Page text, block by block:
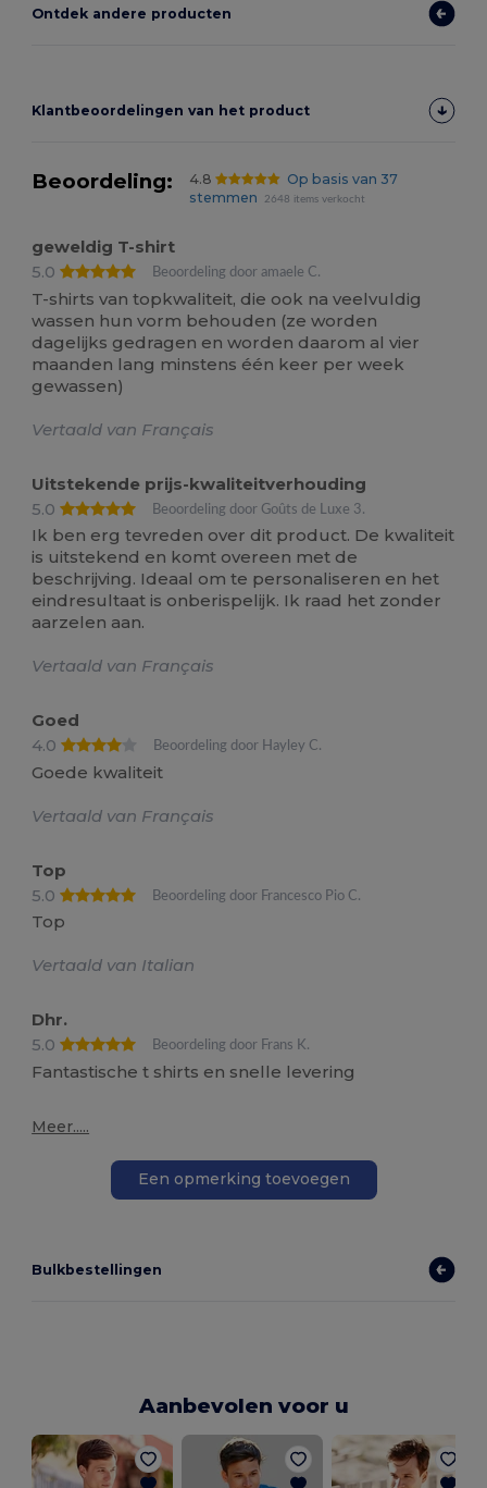
Ontdek andere producten
Klantbeoordelingen van het product
Beoordeling: 4.8
Op basis van 37
stemmen
2648 items verkocht
geweldig T-shirt
5.0
Beoordeling door amaele C.
T-shirts van topkwaliteit, die ook na veelvuldig
wassen hun vorm behouden (ze worden
dagelijks gedragen en worden daarom al vier
maanden lang minstens één keer per week
gewassen)
Vertaald van Français
Uitstekende prijs-kwaliteitverhouding
5.0
Beoordeling door Goûts de Luxe 3.
Ik ben erg tevreden over dit product. De kwaliteit
is uitstekend en komt overeen met de
beschrijving. Ideaal om te personaliseren en het
eindresultaat is onberispelijk. Ik raad het zonder
aarzelen aan.
Vertaald van Français
Goed
4.0
Beoordeling door Hayley C.
Goede kwaliteit
Vertaald van Français
Top
5.0
Beoordeling door Francesco Pio C.
Top
Vertaald van Italian
Dhr.
5.0
Beoordeling door Frans K.
Fantastische t shirts en snelle levering
Meer.....
Een opmerking toevoegen
Bulkbestellingen
Aanbevolen voor u